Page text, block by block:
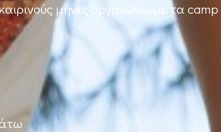
μήνες οργανώνουμε τα camp